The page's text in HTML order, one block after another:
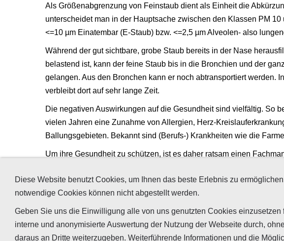
Als Größenabgrenzung von Feinstaub dient als Einheit die
unterscheidet man in der Hauptsache zwischen den Klassen PM
<=10 µm Einatembar (E-Staub) bzw. <=2,5 µm Alveolen- also
Während der gut sichtbare, grobe Staub bereits in der Nase
belastend ist, kann der feine Staub bis in die Bronchien und der
gelangen. Aus den Bronchen kann er noch abtransportiert werden.
verbleibt dort auf sehr lange Zeit.
Die negativen Auswirkungen auf die Gesundheit sind vielfältig. So
vielen Jahren eine Zunahme von Allergien, Herz-
Ballungsgebieten. Bekannt sind (Berufs-) Krankheiten wie die
Um ihre Gesundheit zu schützen, ist es daher ratsam einen
können oder diese gezielt reduzieren können, bspw. mit
Zusätzliche Informationen zur Thematik finden Sie auf unserer
Diese Website benutzt Cookies, um Ihnen das beste Erlebnis zu
notwendige Cookies können nicht abgestellt werden.
Geben Sie uns die Einwilligung alle von uns genutzten Cookies einzusetzen
interne und anonymisierte Auswertung der Nutzung der Webseite durch,
daraus an Dritte weiterzugeben. Weiterführende Informationen und die